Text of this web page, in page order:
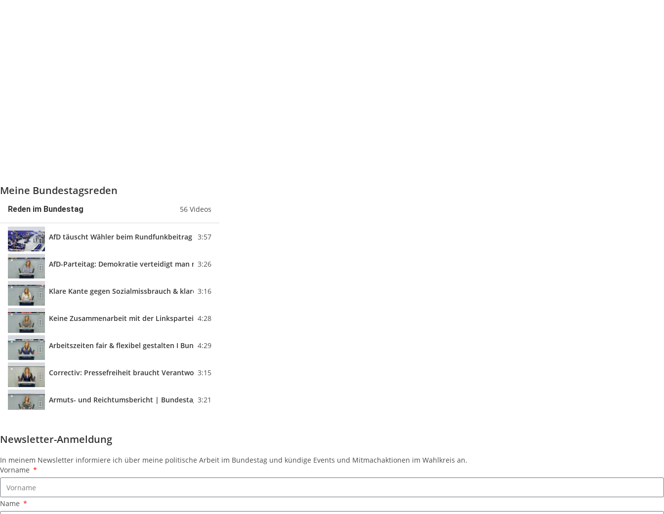
Meine Bundestagsreden
Reden im Bundestag 56 Videos
AfD täuscht Wähler beim Rundfunkbeitrag | Rede vom 09.07.2026
3:57
AfD-Parteitag: Demokratie verteidigt man nicht mit Gewalt | Rede vom 08.07.2026
3:26
Klare Kante gegen Sozialmissbrauch & klare Worte zur AfD | Rede vom 25.06.2026
3:16
Keine Zusammenarbeit mit der Linkspartei! I Rede vom 24.06.2026
4:28
Arbeitszeiten fair & flexibel gestalten I Bundestagsdebatte vom 22.05.2026
4:29
Correctiv: Pressefreiheit braucht Verantwortung | Bundestagsrede vom 23.04.2026
3:15
Armuts- und Reichtumsbericht | Bundestagsrede vom 27.03.2026
3:21
Die Fehler des ZDF haben viel Vertrauen gekostet. | Bundestagsrede vom 25.02.2026
4:18
Newsletter-Anmeldung
In meinem Newsletter informiere ich über meine politische Arbeit im Bundestag und kündige Events und Mitmachaktionen im Wahlkreis an.
Vorname
Name